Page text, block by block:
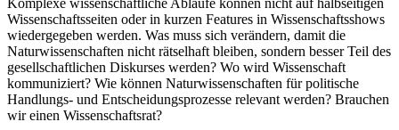
Komplexe wissenschaftliche Abläufe können nicht auf halbseitigen
Wissenschaftsseiten oder in kurzen Features in Wissenschaftsshows
wiedergegeben werden. Was muss sich verändern, damit die
Naturwissenschaften nicht rätselhaft bleiben, sondern besser Teil des
gesellschaftlichen Diskurses werden? Wo wird Wissenschaft
kommuniziert? Wie können Naturwissenschaften für politische
Handlungs- und Entscheidungsprozesse relevant werden? Brauchen
wir einen Wissenschaftsrat?